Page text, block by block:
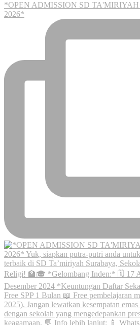
*OPEN ADMISSION SD
2026*